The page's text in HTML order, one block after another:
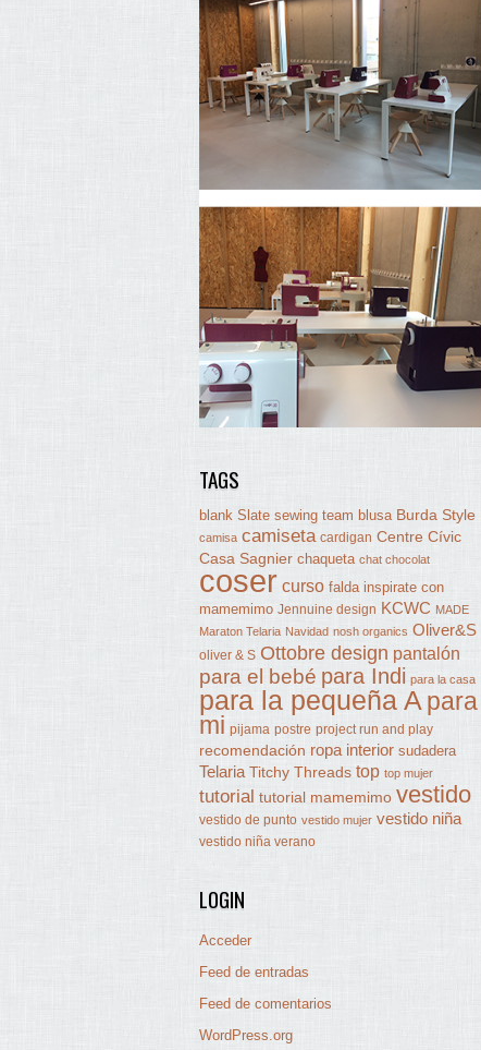
TAGS
blank Slate sewing team blusa Burda Style
camisa camiseta cardigan Centre Cívic
Casa Sagnier chaqueta chat chocolat
coser curso falda inspirate con
mamemimo Jennuine design KCWC MADE
Maraton Telaria Navidad nosh organics Oliver&S
oliver & S Ottobre design pantalón
para el bebé para Indi para la casa
para la pequeña A para
mi pijama postre project run and play
recomendación ropa interior sudadera
Telaria Titchy Threads top top mujer
tutorial tutorial mamemimo vestido
vestido de punto vestido mujer vestido niña
vestido niña verano
LOGIN
Acceder
Feed de entradas
Feed de comentarios
WordPress.org